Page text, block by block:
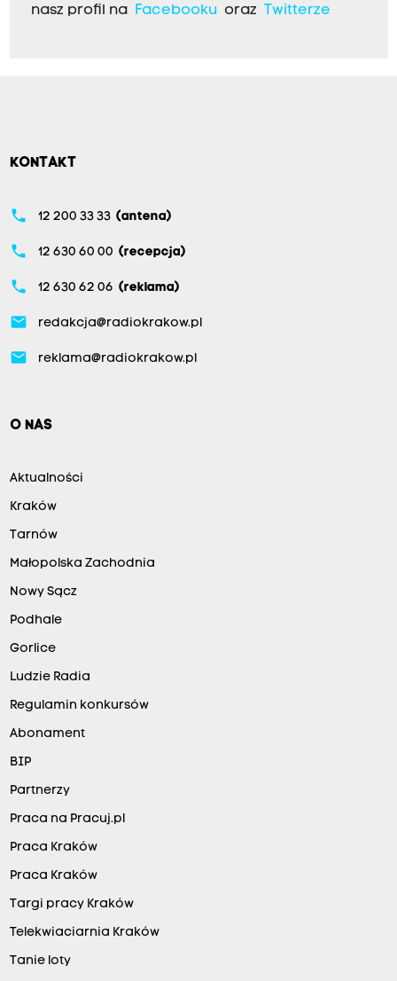
nasz profil na Facebookuoraz Twitterze
KONTAKT
phone 12 200 33 33 (antena)
phone 12 630 60 00 (recepcja)
phone 12 630 62 06 (reklama)
email redakcja@radiokrakow.pl
email reklama@radiokrakow.pl
O NAS
Aktualności
Kraków
Tarnów
Małopolska Zachodnia
Nowy Sącz
Podhale
Gorlice
Ludzie Radia
Regulamin konkursów
Abonament
BIP
Partnerzy
Praca na Pracuj.pl
Praca Kraków
Praca Kraków
Targi pracy Kraków
Telekwiaciarnia Kraków
Tanie loty